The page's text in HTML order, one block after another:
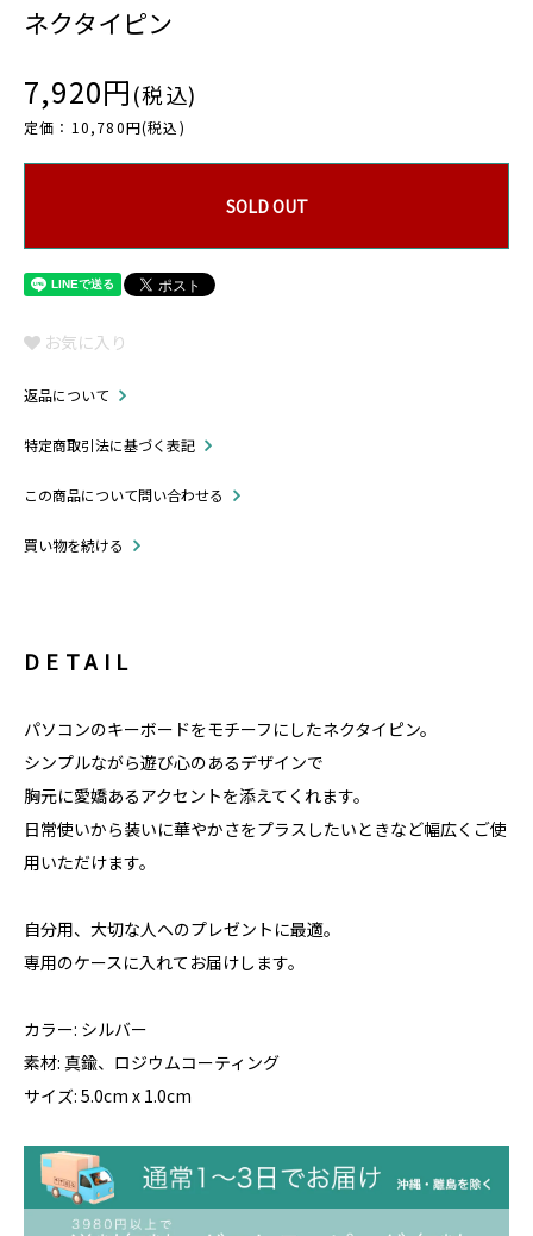
ネクタイピン
7,920円(税込)
定価：10,780円(税込)
SOLD OUT
お気に入り
返品について
特定商取引法に基づく表記
この商品について問い合わせる
買い物を続ける
DETAIL
パソコンのキーボードをモチーフにしたネクタイピン。
シンプルながら遊び心のあるデザインで
胸元に愛嬌あるアクセントを添えてくれます。
日常使いから装いに華やかさをプラスしたいときなど幅広くご使
用いただけます。
自分用、大切な人へのプレゼントに最適。
専用のケースに入れてお届けします。
カラー: シルバー
素材: 真鍮、ロジウムコーティング
サイズ: 5.0cm x 1.0cm